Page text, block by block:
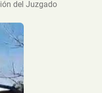
del Juzgado